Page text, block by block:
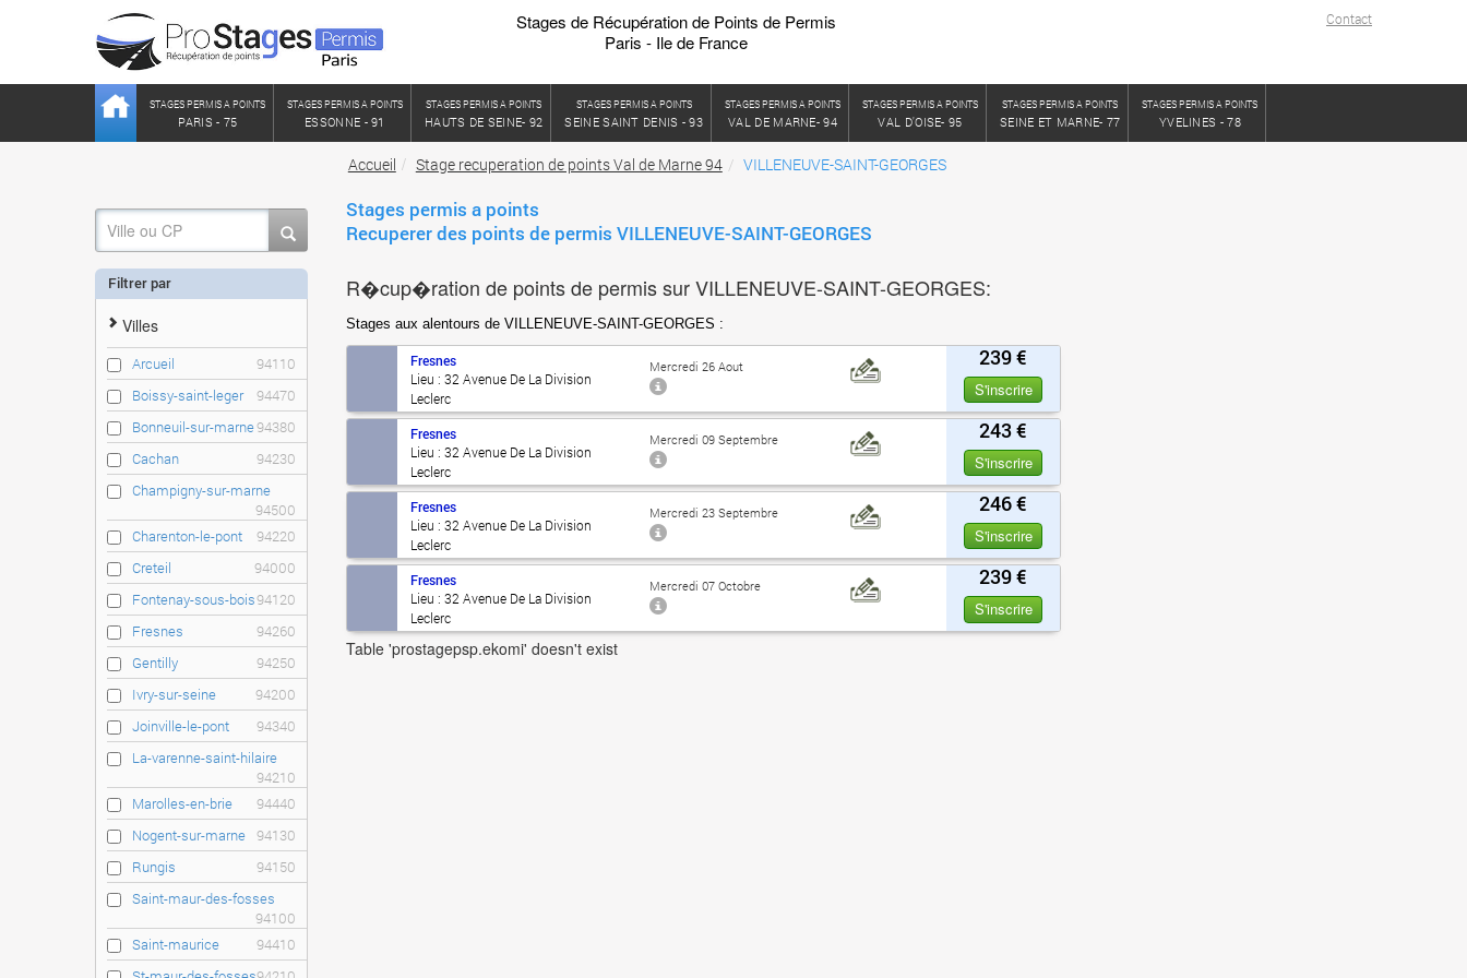
Stages de Récupération de Points de Permis
Paris - Ile de France
Contact
STAGES PERMIS A POINTS
PARIS - 75
STAGES PERMIS A POINTS
ESSONNE - 91
STAGES PERMIS A POINTS
HAUTS DE SEINE- 92
STAGES PERMIS A POINTS
SEINE SAINT DENIS - 93
STAGES PERMIS A POINTS
VAL DE MARNE- 94
STAGES PERMIS A POINTS
VAL D'OISE- 95
STAGES PERMIS A POINTS
SEINE ET MARNE- 77
STAGES PERMIS A POINTS
YVELINES - 78
Accueil Stage recuperation de points Val de Marne 94 VILLENEUVE-SAINT-GEORGES
Filtrer par
Villes
Arcueil
94110
Boissy-saint-leger
94470
Bonneuil-sur-marne94380
Cachan
94230
Champigny-sur-marne
94500
Charenton-le-pont
94220
Creteil
94000
Fontenay-sous-bois94120
Fresnes
94260
Gentilly
94250
Ivry-sur-seine
94200
Joinville-le-pont
94340
La-varenne-saint-hilaire
94210
Marolles-en-brie
94440
Nogent-sur-marne 94130
Rungis
94150
Saint-maur-des-fosses
94100
Saint-maurice
94410
Stages permis a points
Recuperer des points de permis VILLENEUVE-SAINT-GEORGES
R�cup�ration de points de permis sur VILLENEUVE-SAINT-GEORGES:
Stages aux alentours de VILLENEUVE-SAINT-GEORGES :
239 €
S'inscrire
Fresnes
Lieu : 32 Avenue De La Division
Leclerc
Mercredi 26 Aout
243 €
S'inscrire
Fresnes
Lieu : 32 Avenue De La Division
Leclerc
Mercredi 09 Septembre
246 €
S'inscrire
Fresnes
Lieu : 32 Avenue De La Division
Leclerc
Mercredi 23 Septembre
239 €
S'inscrire
Fresnes
Lieu : 32 Avenue De La Division
Leclerc
Mercredi 07 Octobre
Table 'prostagepsp.ekomi' doesn't exist